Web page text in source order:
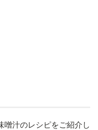
噌汁のレシピをご紹介し